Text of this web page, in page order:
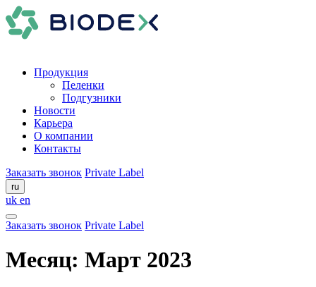
Продукция
Пеленки
Подгузники
Новости
Карьера
О компании
Контакты
Заказать звонок Private Label
ru
uk en
Заказать звонок Private Label
Месяц: Март 2023